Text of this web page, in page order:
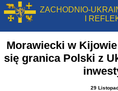
ZACHODNIO-
I
Morawiecki w
się granica Polski z
29